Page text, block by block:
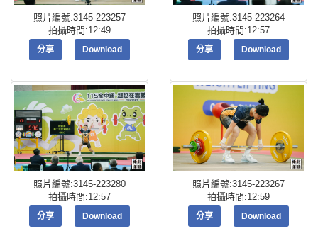
照片編號:3145-223257
拍攝時間:12:49
分享 Download
照片編號:3145-223264
拍攝時間:12:57
分享 Download
照片編號:3145-223280
拍攝時間:12:57
分享 Download
照片編號:3145-223267
拍攝時間:12:59
分享 Download